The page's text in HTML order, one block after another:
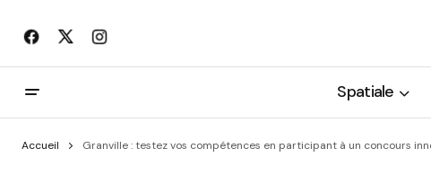
Spatiale
Accueil Granville : testez vos compétences en participant à un concours